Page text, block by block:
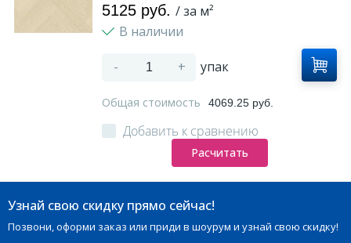
5125 руб. / за м²
В наличии
- + упак
Общая стоимость 4069.25 руб.
Добавить к сравнению
Расчитать
Узнай свою скидку прямо сейчас!
Позвони, оформи заказ или приди в шоурум и узнай свою скидку!